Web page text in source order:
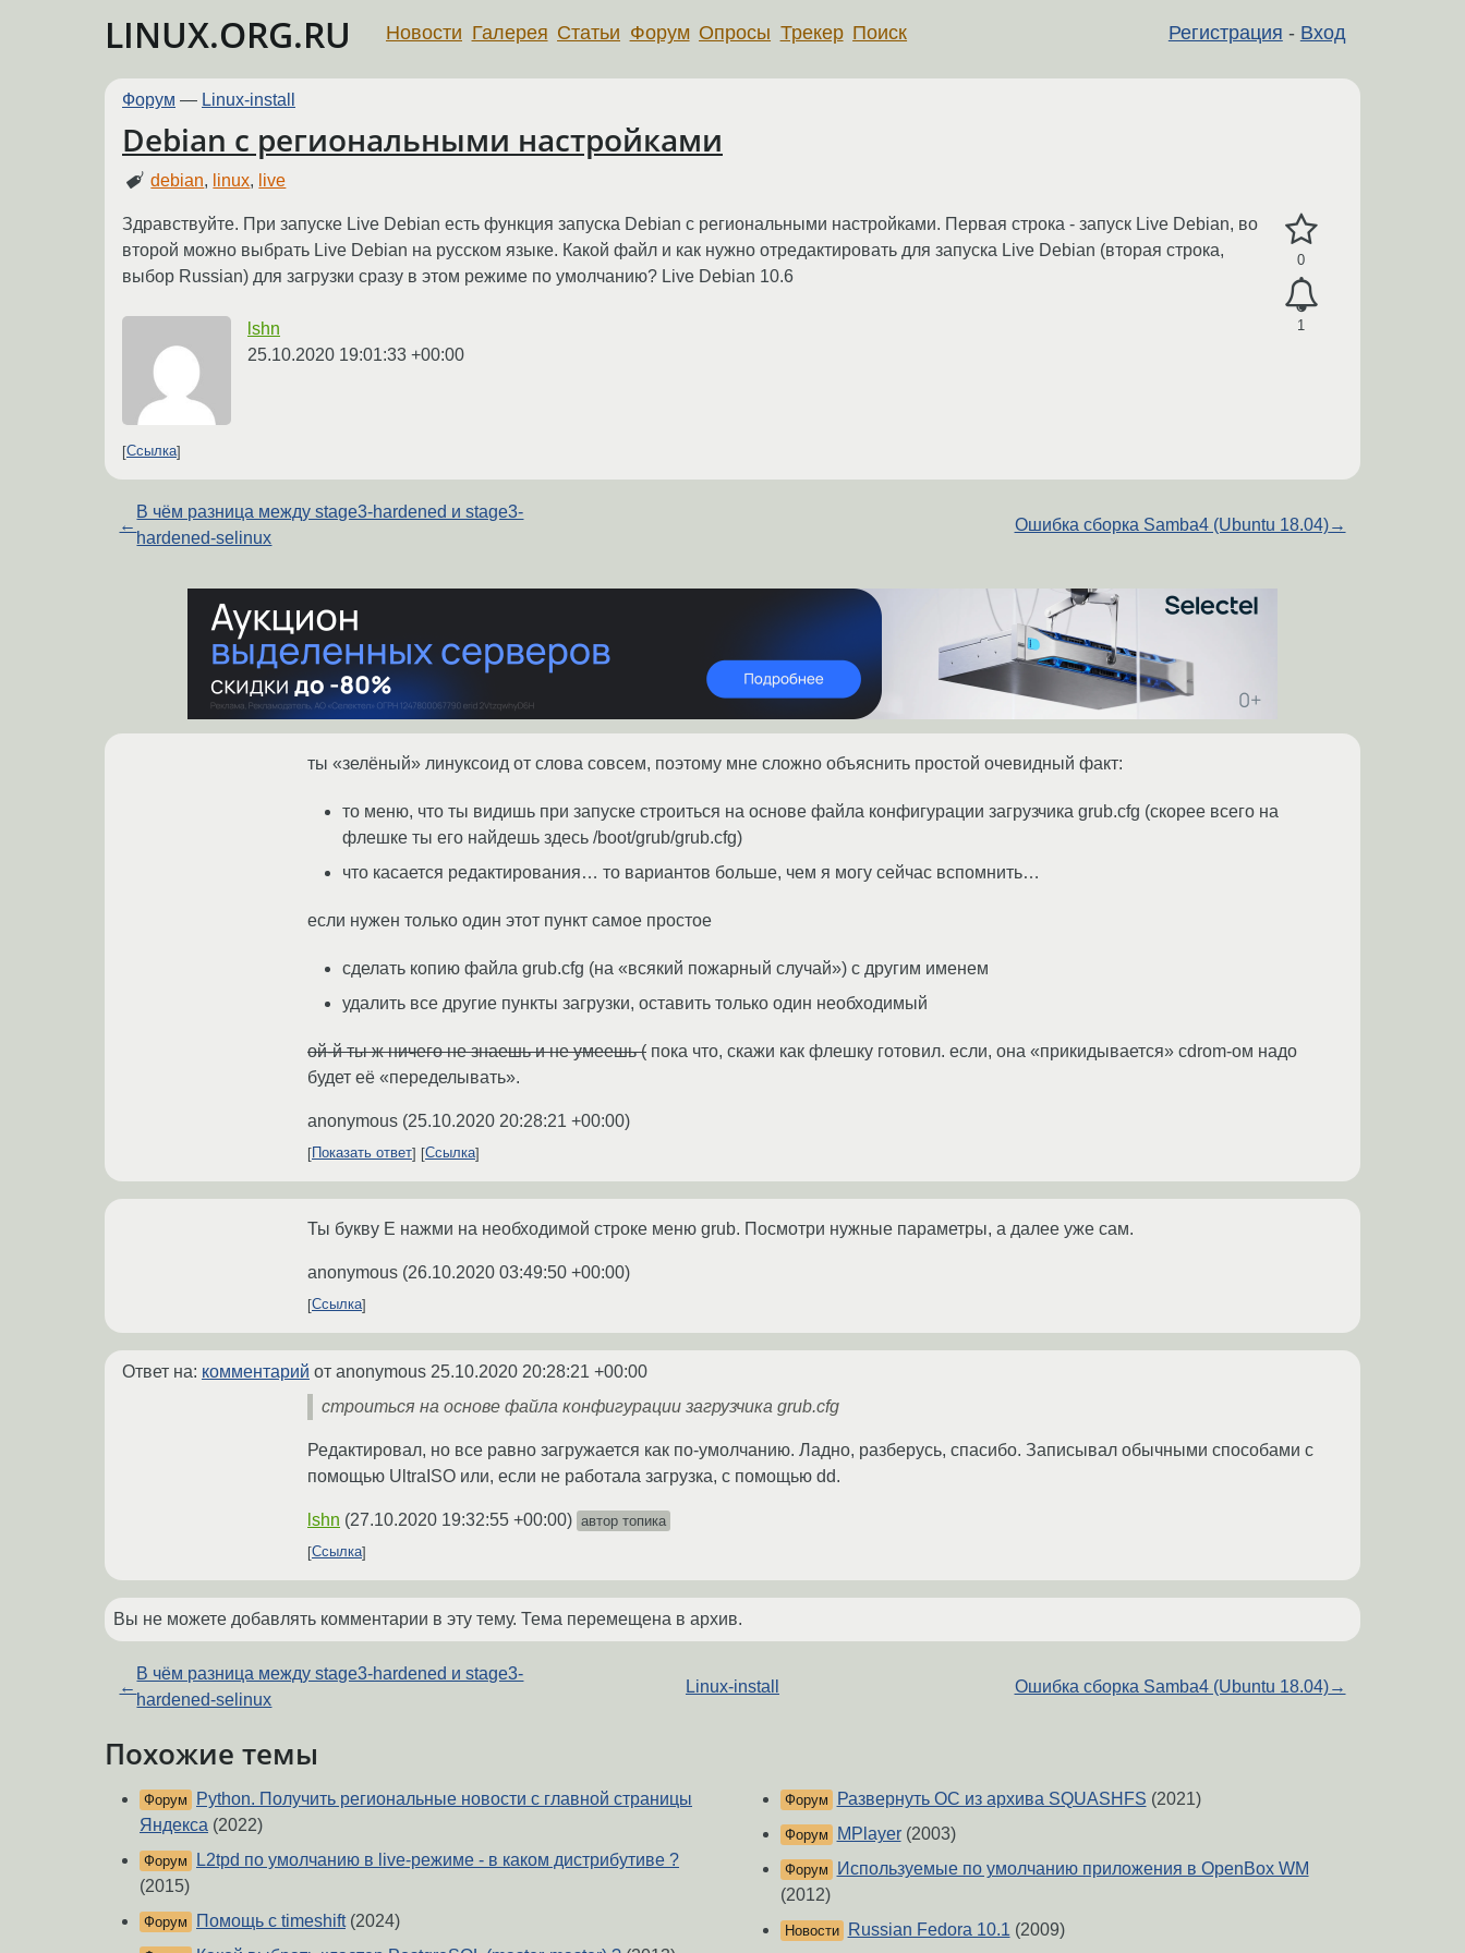
LINUX.ORG.RU Регистрация - Вход
Новости Галерея Статьи Форум Опросы Трекер Поиск
Форум — Linux-install
Debian с региональными настройками
debian, linux, live
0
1
Здравствуйте. При запуске Live Debian есть функция запуска Debian с региональными настройками. Первая строка - запуск Live Debian, во
второй можно выбрать Live Debian на русском языке. Какой файл и как нужно отредактировать для запуска Live Debian (вторая строка,
выбор Russian) для загрузки сразу в этом режиме по умолчанию? Live Debian 10.6
lshn
25.10.2020 19:01:33 +00:00
Ссылка
←
В чём разница между stage3-hardened и stage3-
hardened-selinux
Ошибка сборка Samba4 (Ubuntu 18.04)→
ты «зелёный» линуксоид от слова совсем, поэтому мне сложно объяснить простой очевидный факт:
то меню, что ты видишь при запуске строиться на основе файла конфигурации загрузчика grub.cfg (скорее всего на
флешке ты его найдешь здесь /boot/grub/grub.cfg)
что касается редактирования… то вариантов больше, чем я могу сейчас вспомнить…
если нужен только один этот пункт самое простое
сделать копию файла grub.cfg (на «всякий пожарный случай») с другим именем
удалить все другие пункты загрузки, оставить только один необходимый
ой-й ты ж ничего не знаешь и не умеешь ( пока что, скажи как флешку готовил. если, она «прикидывается» cdrom-ом надо
будет её «переделывать».
anonymous (25.10.2020 20:28:21 +00:00)
Показать ответ Ссылка
Ты букву E нажми на необходимой строке меню grub. Посмотри нужные параметры, а далее уже сам.
anonymous (26.10.2020 03:49:50 +00:00)
Ссылка
Ответ на: комментарий от anonymous 25.10.2020 20:28:21 +00:00
строиться на основе файла конфигурации загрузчика grub.cfg
Редактировал, но все равно загружается как по-умолчанию. Ладно, разберусь, спасибо. Записывал обычными способами с
помощью UltraISO или, если не работала загрузка, с помощью dd.
lshn (27.10.2020 19:32:55 +00:00) автор топика
Ссылка
Вы не можете добавлять комментарии в эту тему. Тема перемещена в архив.
←
В чём разница между stage3-hardened и stage3-
hardened-selinux
Linux-install Ошибка сборка Samba4 (Ubuntu 18.04)→
Похожие темы
Форум
Python. Получить региональные новости с главной страницы
Яндекса (2022)
Форум
L2tpd по умолчанию в live-режиме - в каком дистрибутиве ?
(2015)
Форум Помощь с timeshift(2024)
Форум Развернуть ОС из архива SQUASHFS (2021)
Форум MPlayer(2003)
Форум
Используемые по умолчанию приложения в OpenBox WM
(2012)
Новости Russian Fedora 10.1 (2009)